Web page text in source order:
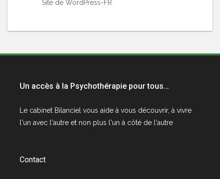
Site de WordPress-FR
Un accès à la Psychothérapie pour tous…
Le cabinet Bilanciel vous aide à vous découvrir, à vivre
l'un avec l'autre et non plus l'un à côté de l'autre
Contact